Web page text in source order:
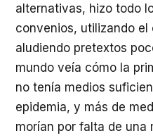
alternativas, hizo todo
convenios, utilizando
aludiendo pretextos
mundo veía cómo la
no tenía medios
epidemia, y más de
morían por falta de una